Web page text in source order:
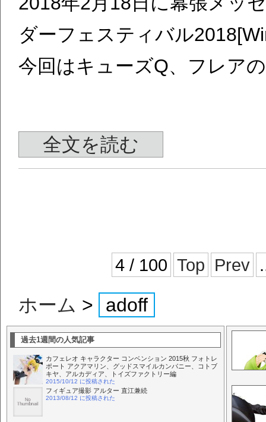
ダーフェスティバル
今回はキューズQ、フレア
全文を読む
4 / 100 Top Prev
ホーム > adoff
過去1週間の人気記事
カフェレオ キャラクター コンベンション 2015秋 フォトレ
ポート アクアマリン、グッドスマイルカンパニー、コトブ
キヤ、アルカディア、トイズファクトリー編
2015/10/12 に投稿された
フィギュア撮影 アルター 直江兼続
2013/08/12 に投稿された